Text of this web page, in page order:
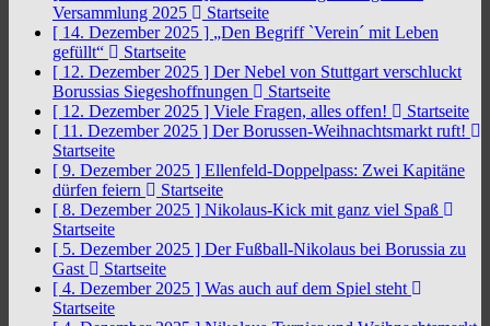
Versammlung 2025
Startseite
[ 14. Dezember 2025 ] „Den Begriff `Verein´ mit Leben
gefüllt“
Startseite
[ 12. Dezember 2025 ] Der Nebel von Stuttgart verschluckt
Borussias Siegeshoffnungen
Startseite
[ 12. Dezember 2025 ] Viele Fragen, alles offen!
Startseite
[ 11. Dezember 2025 ] Der Borussen-Weihnachtsmarkt ruft!
Startseite
[ 9. Dezember 2025 ] Ellenfeld-Doppelpass: Zwei Kapitäne
dürfen feiern
Startseite
[ 8. Dezember 2025 ] Nikolaus-Kick mit ganz viel Spaß
Startseite
[ 5. Dezember 2025 ] Der Fußball-Nikolaus bei Borussia zu
Gast
Startseite
[ 4. Dezember 2025 ] Was auch auf dem Spiel steht
Startseite